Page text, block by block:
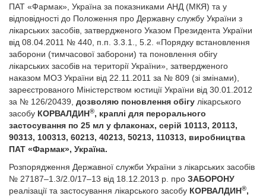
ПАТ «Фармак», Україна за показниками АНД (МКЯ) та у
відповідності до Положення про Державну службу України з
лікарських засобів, затвердженого Указом Президента України
від 08.04.2011 № 440, п.п. 3.3.1., 5.2. «Порядку встановлення
заборони (тимчасової заборони) та поновлення обігу
лікарських засобів на території України», затвердженого
наказом МОЗ України від 22.11.2011 за № 809 (зі змінами),
зареєстрованого Міністерством юстиції України від 30.01.2012
за № 126/20439, дозволяю поновлення обігу лікарського
засобу КОРВАЛДИН®, краплі для перорального
застосування по 25 мл у флаконах, серій 10113, 20113,
90313, 100313, 60213, 40213, 50213, 110313, виробництва
ПАТ «Фармак», Україна.
Розпорядження Державної служби України з лікарських засобів
№ 27187–1.3/2.0/17–13 від 18.12.2013 р. про ЗАБОРОНУ
реалізації та застосування лікарського засобу КОРВАЛДИН®,